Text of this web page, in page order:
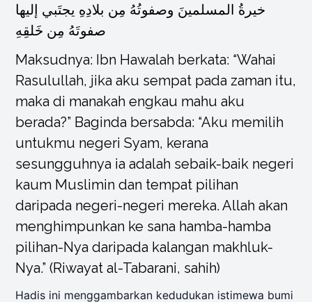
خيرةُ المسلمينَ وصفوتُهُ مِن بلادِهِ يجتَبي إليها
صفوتَهُ مِن خَلقِهِ
Maksudnya: Ibn Hawalah berkata: “Wahai
Rasulullah, jika aku sempat pada zaman itu,
maka di manakah engkau mahu aku
berada?” Baginda bersabda: “Aku memilih
untukmu negeri Syam, kerana
sesungguhnya ia adalah sebaik-baik negeri
kaum Muslimin dan tempat pilihan
daripada negeri-negeri mereka. Allah akan
menghimpunkan ke sana hamba-hamba
pilihan-Nya daripada kalangan makhluk-
Nya.” (Riwayat al-Tabarani, sahih)
Hadis ini menggambarkan kedudukan istimewa bumi